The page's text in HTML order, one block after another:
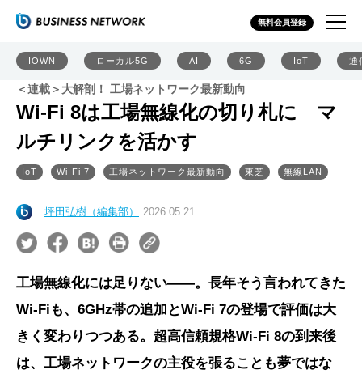
無料会員登録
IOWN ローカル5G AI 6G IoT 通
＜連載＞大解剖！ 工場ネットワーク最新動向
Wi-Fi 8は工場無線化の切り札に マ
ルチリンクを活かす
IoT Wi-Fi 7 工場ネットワーク最新動向 東芝 無線LAN
坪田弘樹（編集部） 2026.05.21
工場無線化には足りない——。長年そう言われてきた
Wi-Fiも、6GHz帯の追加とWi-Fi 7の登場で評価は大
きく変わりつつある。超高信頼規格Wi-Fi 8の到来後
は、工場ネットワークの主役を張ることも夢ではな